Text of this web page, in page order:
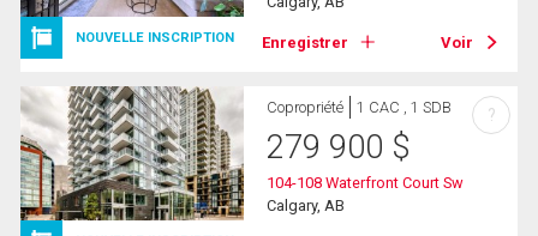
NOUVELLE INSCRIPTION Enregistrer Voir
Copropriété 1 CAC , 1 SDB
279 900 $
104-108 Waterfront Court Sw
Calgary, AB
?